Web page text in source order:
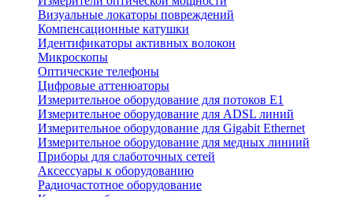
Визуальные локаторы повреждений
Компенсационные катушки
Идентификаторы активных волокон
Микроскопы
Оптические телефоны
Цифровые аттенюаторы
Измерительное оборудование для потоков Е1
Измерительное оборудование для ADSL линий
Измерительное оборудование для Gigabit Ethernet
Измерительное оборудование для медных линиий
Приборы для слаботочных сетей
Аксессуары к оборудованию
Радиочастотное оборудование